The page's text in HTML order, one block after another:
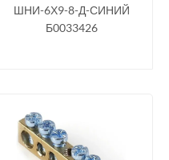
ШНИ-6Х9-8-Д-СИНИЙ
Б0033426